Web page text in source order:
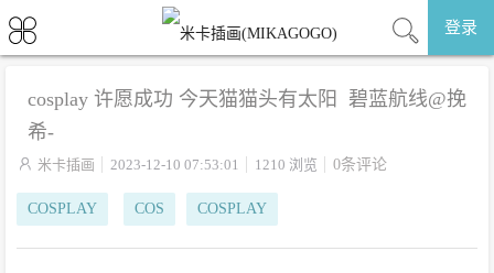
登录
cosplay 许愿成功 今天猫猫头有太阳 ​​​ 碧蓝航线@挽
希-
 米卡插画 2023-12-10 07:53:01 1210 浏览 0条评论
COSPLAY COS COSPLAY